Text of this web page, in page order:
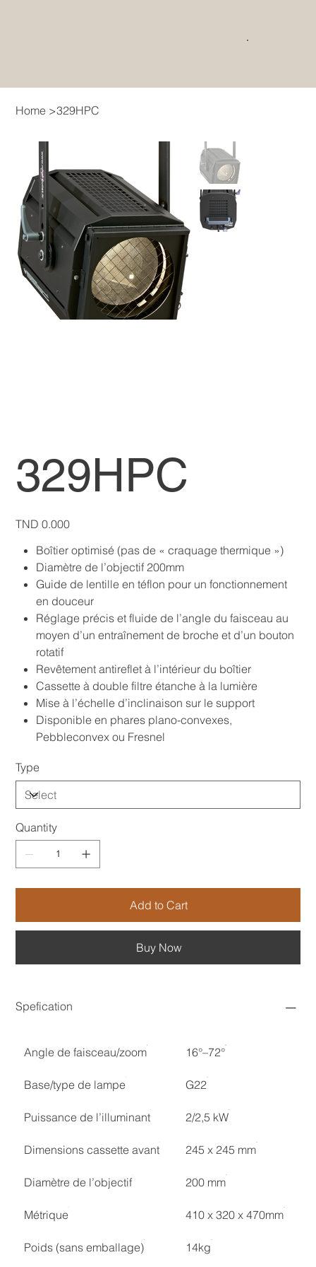
Home >329HPC
329HPC
Price
TND 0.000
Boîtier optimisé (pas de « craquage thermique »)
Diamètre de l’objectif 200mm
Guide de lentille en téflon pour un fonctionnement
en douceur
Réglage précis et fluide de l’angle du faisceau au
moyen d’un entraînement de broche et d’un bouton
rotatif
Revêtement antireflet à l’intérieur du boîtier
Cassette à double filtre étanche à la lumière
Mise à l’échelle d’inclinaison sur le support
Disponible en phares plano-convexes,
Pebbleconvex ou Fresnel
Type
Quantity
Add to Cart
Buy Now
Spefication
Angle de faisceau/zoom 16°–72°
Base/type de lampe G22
Puissance de l’illuminant 2/2,5 kW
Dimensions cassette avant 245 x 245 mm
Diamètre de l’objectif 200 mm
Métrique 410 x 320 x 470mm
Poids (sans emballage) 14kg